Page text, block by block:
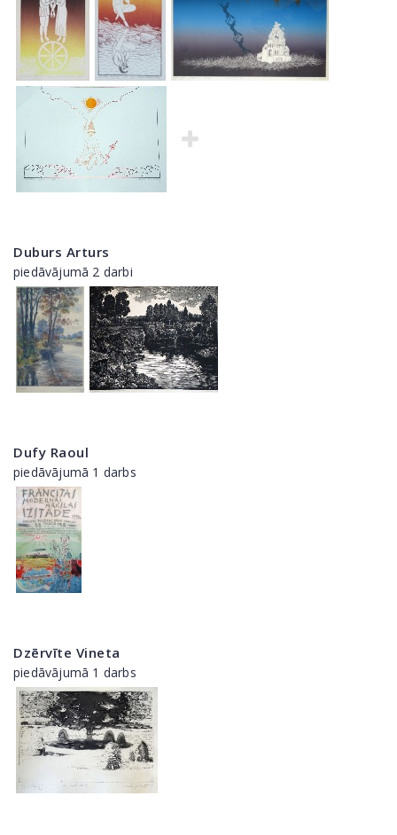
Duburs Arturs
piedāvājumā 2 darbi
Dufy Raoul
piedāvājumā 1 darbs
Dzērvīte Vineta
piedāvājumā 1 darbs